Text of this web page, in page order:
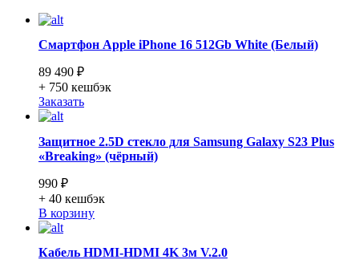
Смартфон Apple iPhone 16 512Gb White (Белый)
89 490 ₽
+ 750 кешбэк
Заказать
Защитное 2.5D стекло для Samsung Galaxy S23 Plus
«Breaking» (чёрный)
990 ₽
+ 40 кешбэк
В корзину
Кабель HDMI-HDMI 4K 3м V.2.0